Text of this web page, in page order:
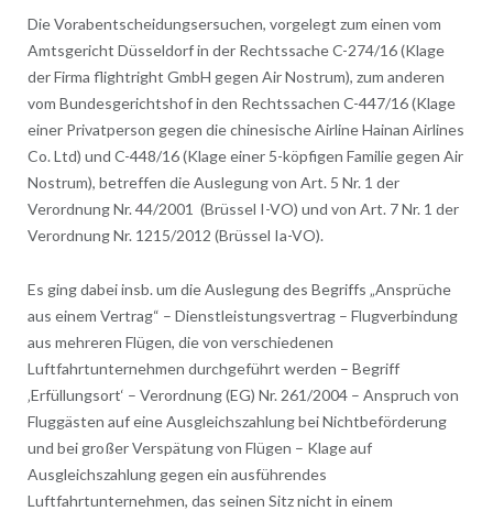
Die Vorabentscheidungsersuchen, vorgelegt zum einen vom
Amtsgericht Düsseldorf in der Rechtssache C-274/16 (Klage
der Firma flightright GmbH gegen Air Nostrum), zum anderen
vom Bundesgerichtshof in den Rechtssachen C-447/16 (Klage
einer Privatperson gegen die chinesische Airline Hainan Airlines
Co. Ltd) und C-448/16 (Klage einer 5-köpfigen Familie gegen Air
Nostrum), betreffen die Auslegung von Art. 5 Nr. 1 der
Verordnung Nr. 44/2001 (Brüssel I-VO) und von Art. 7 Nr. 1 der
Verordnung Nr. 1215/2012 (Brüssel Ia-VO).
Es ging dabei insb. um die Auslegung des Begriffs „Ansprüche
aus einem Vertrag“ – Dienstleistungsvertrag – Flugverbindung
aus mehreren Flügen, die von verschiedenen
Luftfahrtunternehmen durchgeführt werden – Begriff
‚Erfüllungsort‘ – Verordnung (EG) Nr. 261/2004 – Anspruch von
Fluggästen auf eine Ausgleichszahlung bei Nichtbeförderung
und bei großer Verspätung von Flügen – Klage auf
Ausgleichszahlung gegen ein ausführendes
Luftfahrtunternehmen, das seinen Sitz nicht in einem